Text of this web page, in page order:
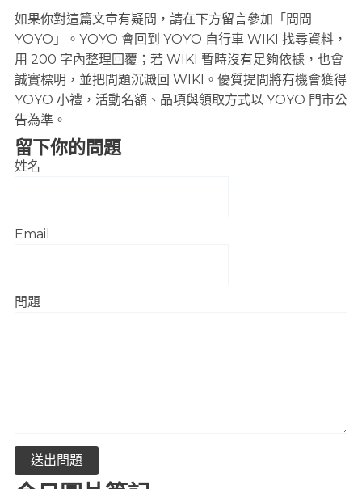
如果你對這篇文章有疑問，請在下方留言參加「問問
YOYO」。YOYO 會回到 YOYO 自行車 WIKI 找尋資料，
用 200 字內整理回覆；若 WIKI 暫時沒有足夠依據，也會
誠實標明，並把問題沉澱回 WIKI。優質提問將有機會獲得
YOYO 小禮，活動名額、品項與領取方式以 YOYO 門市公
告為準。
留下你的問題
姓名
Email
問題
送出問題